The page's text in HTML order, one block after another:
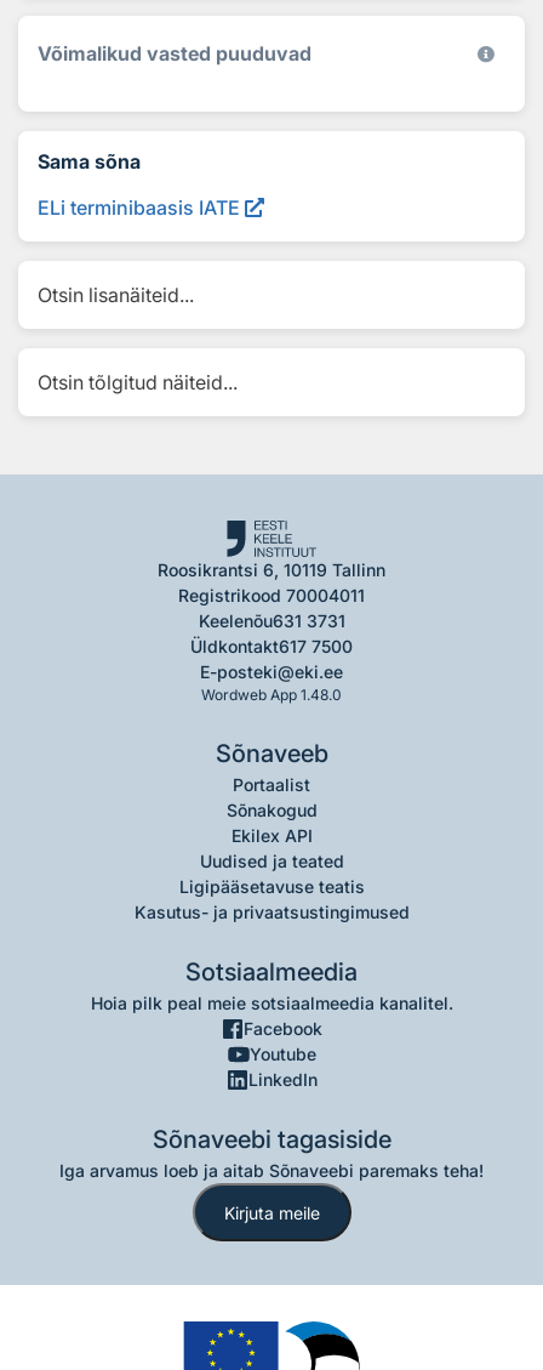
Võimalikud vasted puuduvad
Sama sõna
ELi terminibaasis IATE
Otsin lisanäiteid...
Otsin tõlgitud näiteid...
Roosikrantsi 6, 10119 Tallinn
Registrikood 70004011
Keelenõu631 3731
Üldkontakt617 7500
E-posteki@eki.ee
Wordweb App 1.48.0
Sõnaveeb
Portaalist
Sõnakogud
Ekilex API
Uudised ja teated
Ligipääsetavuse teatis
Kasutus- ja privaatsustingimused
Sotsiaalmeedia
Hoia pilk peal meie sotsiaalmeedia kanalitel.
Facebook
Youtube
LinkedIn
Sõnaveebi tagasiside
Iga arvamus loeb ja aitab Sõnaveebi paremaks teha!
Kirjuta meile